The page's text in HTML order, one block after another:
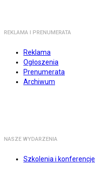
REKLAMA I PRENUMERATA
Reklama
Ogłoszenia
Prenumerata
Archiwum
NASZE WYDARZENIA
Szkolenia i konferencje